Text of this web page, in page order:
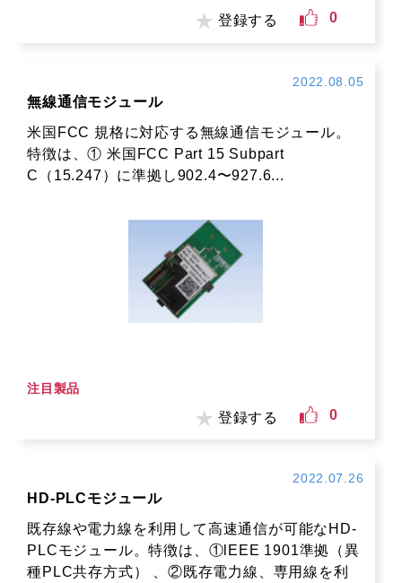
登録する 0
2022.08.05
無線通信モジュール
米国FCC 規格に対応する無線通信モジュール。
特徴は、① 米国FCC Part 15 Subpart
C（15.247）に準拠し902.4〜927.6...
注目製品
登録する 0
2022.07.26
HD-PLCモジュール
既存線や電力線を利用して高速通信が可能なHD-
PLCモジュール。特徴は、①lEEE 1901準拠（異
種PLC共存方式） 、②既存電力線、専用線を利